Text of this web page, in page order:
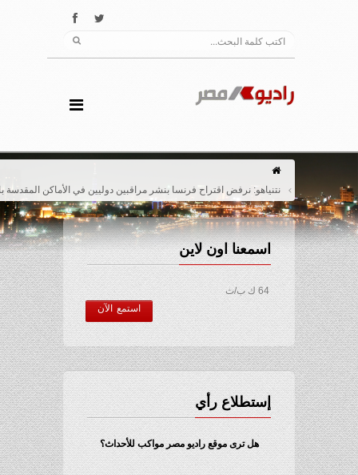
نتنياهو: نرفض اقتراح فرنسا بنشر مراقبين دوليين في الأماكن المقدسة بالقدس
اسمعنا اون لاين
64 ك ب/ث
استمع الآن
إستطلاع رأي
هل ترى موقع راديو مصر مواكب للأحداث؟